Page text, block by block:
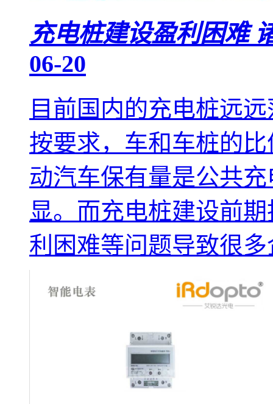
充电桩建设盈利困难
06-20
目前国内的充电桩远
按要求，车和车桩的
动汽车保有量是公共
显。而充电桩建设前
利困难等问题导致很